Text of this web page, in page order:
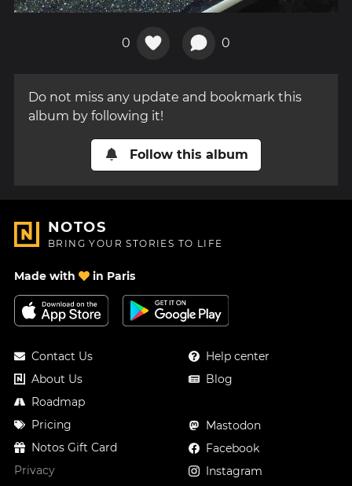
0 0
Do not miss any update and bookmark this
album by following it!
Follow this album
NOTOS
BRING YOUR STORIES TO LIFE
Made with in Paris
Contact Us
About Us
Roadmap
Pricing
Notos Gift Card
Privacy
Help center
Blog
Mastodon
Facebook
Instagram